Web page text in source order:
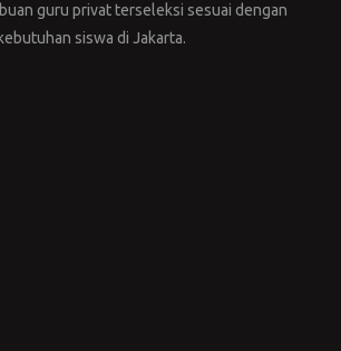
guru privat terseleksi sesuai dengan
kebutuhan siswa di Jakarta.